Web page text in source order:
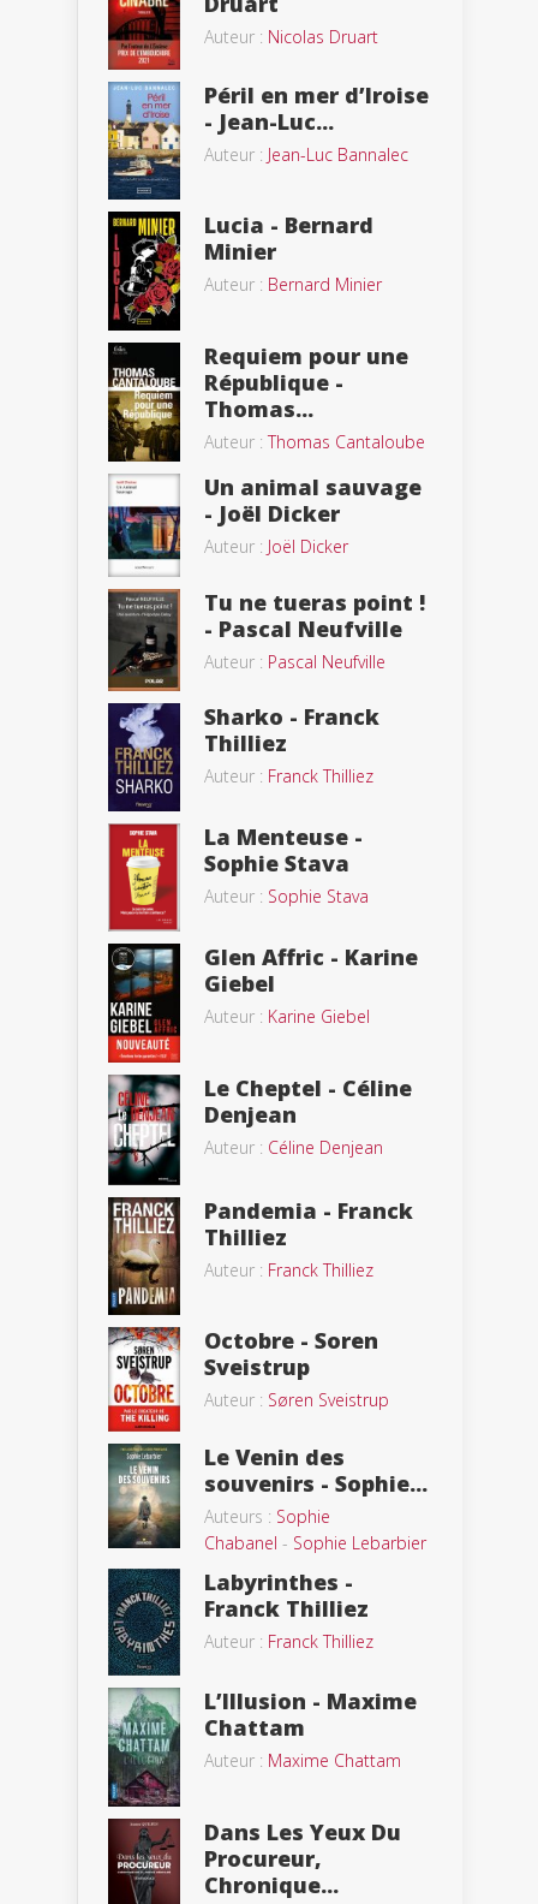
Auteur : Nicolas Druart
Péril en mer d’Iroise
- Jean-Luc...
Auteur : Jean-Luc Bannalec
Lucia - Bernard
Minier
Auteur : Bernard Minier
Requiem pour une
République -
Thomas...
Auteur :Thomas Cantaloube
Un animal sauvage
- Joël Dicker
Auteur : Joël Dicker
Tu ne tueras point !
- Pascal Neufville
Auteur : Pascal Neufville
Sharko - Franck
Thilliez
Auteur : Franck Thilliez
La Menteuse -
Sophie Stava
Auteur : Sophie Stava
Glen Affric - Karine
Giebel
Auteur : Karine Giebel
Le Cheptel - Céline
Denjean
Auteur : Céline Denjean
Pandemia - Franck
Thilliez
Auteur : Franck Thilliez
Octobre - Soren
Sveistrup
Auteur : Søren Sveistrup
Le Venin des
souvenirs - Sophie...
Auteurs : Sophie
Chabanel - Sophie Lebarbier
Labyrinthes -
Franck Thilliez
Auteur : Franck Thilliez
L’Illusion - Maxime
Chattam
Auteur : Maxime Chattam
Dans Les Yeux Du
Procureur,
Chronique...